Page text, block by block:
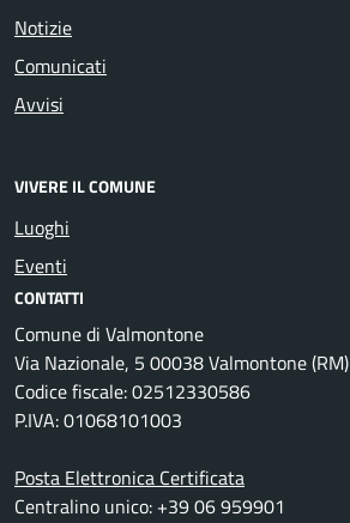
Notizie
Comunicati
Avvisi
VIVERE IL COMUNE
Luoghi
Eventi
CONTATTI
Comune di Valmontone
Via Nazionale, 5 00038 Valmontone (RM)
Codice fiscale: 02512330586
P.IVA: 01068101003
Posta Elettronica Certificata
Centralino unico: +39 06 959901